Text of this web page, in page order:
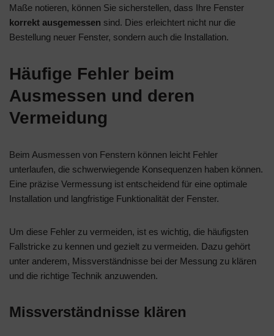
Maße notieren, können Sie sicherstellen, dass Ihre Fenster
korrekt ausgemessen sind. Dies erleichtert nicht nur die
Bestellung neuer Fenster, sondern auch die Installation.
Häufige Fehler beim
Ausmessen und deren
Vermeidung
Beim Ausmessen von Fenstern können leicht Fehler
unterlaufen, die schwerwiegende Konsequenzen haben können.
Eine präzise Vermessung ist entscheidend für eine optimale
Installation und langfristige Funktionalität der Fenster.
Um diese Fehler zu vermeiden, ist es wichtig, die häufigsten
Fallstricke zu kennen und gezielt zu vermeiden. Dazu gehört
unter anderem, Missverständnisse bei der Messung zu klären
und die richtige Technik anzuwenden.
Missverständnisse klären